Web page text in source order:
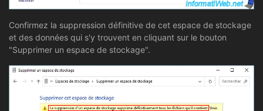
Confirmez la suppression définitive de cet espace de stockage
et des données qui s'y trouvent en cliquant sur le bouton
"Supprimer un espace de stockage".